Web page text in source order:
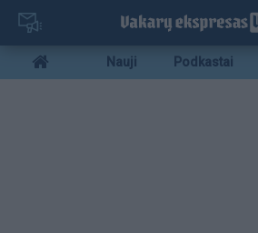
Pereiti
pagrindinį
turinį
Mobile
menu
Nauji Podkastai